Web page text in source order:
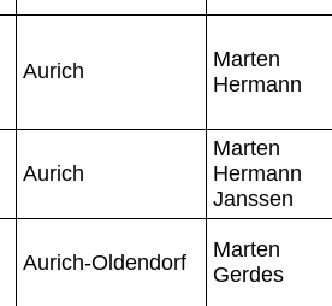
Aurich
Marten
Hermann
Aurich
Marten
Hermann
Janssen
Aurich-Oldendorf
Marten
Gerdes